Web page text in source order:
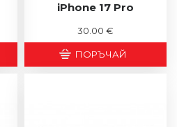
iPhone 17 Pro
30.00 €
ПОРЪЧАЙ